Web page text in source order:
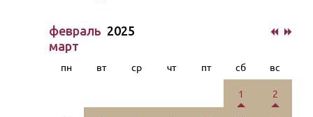
февраль 2025
март
пн вт ср чт пт сб вс
1 2